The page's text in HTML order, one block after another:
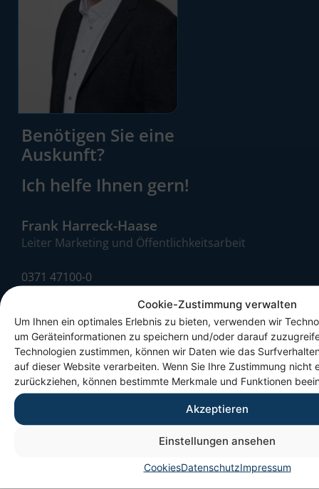
Cookie-Zustimmung verwalten
Um Ihnen ein optimales Erlebnis zu bieten, verwenden wir
um Geräteinformationen zu speichern und/oder darauf
Technologien zustimmen, können wir Daten wie das
auf dieser Website verarbeiten. Wenn Sie Ihre Zustimmung nicht
zurückziehen, können bestimmte Merkmale und Funktionen
Akzeptieren
Einstellungen ansehen
CookiesDatenschutzImpressum
Benötigen Sie eine
Auskunft?
Ich helfe Ihnen gern!
Frank Harreck-Haase
Leiter Marketing und Öffentlichkeitsarbeit
0371 47100-0